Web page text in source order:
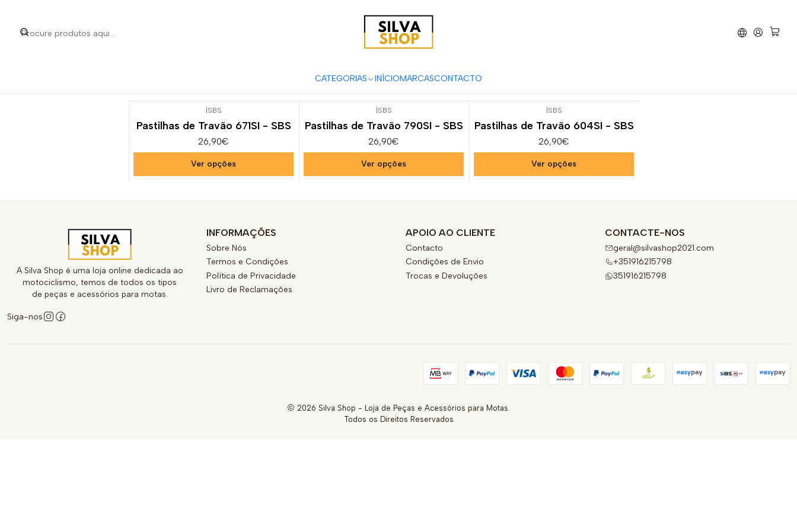
CATEGORIAS INÍCIOMARCASCONTACTO
EN 530 F
SBS
Pastilhas de Travão 671SI - SBS
26,90€
Ver opções
SBS
Pastilhas de Travão 790SI - SBS
26,90€
Ver opções
SBS
Pastilhas de Travão 604SI - SBS
26,90€
Ver opções
A Silva Shop é uma loja online dedicada ao
motociclismo, temos de todos os tipos
de peças e acessórios para motas.
Siga-nos
INFORMAÇÕES
Sobre Nós
Termos e Condições
Política de Privacidade
Livro de Reclamações
APOIO AO CLIENTE
Contacto
Condições de Envio
Trocas e Devoluções
CONTACTE-NOS
geral@silvashop2021.com
+351916215798
351916215798
2026 Silva Shop - Loja de Peças e Acessórios para Motas.
Todos os Direitos Reservados